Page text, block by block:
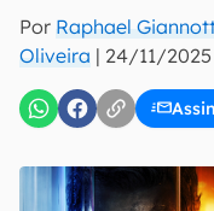
Por Raphael
Oliveira | 24/11/2025
Uso e Política de